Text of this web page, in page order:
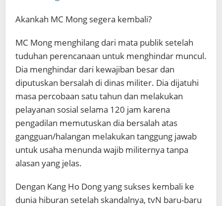
Akankah MC Mong segera kembali?
MC Mong menghilang dari mata publik setelah
tuduhan perencanaan untuk menghindar muncul.
Dia menghindar dari kewajiban besar dan
diputuskan bersalah di dinas militer. Dia dijatuhi
masa percobaan satu tahun dan melakukan
pelayanan sosial selama 120 jam karena
pengadilan memutuskan dia bersalah atas
gangguan/halangan melakukan tanggung jawab
untuk usaha menunda wajib militernya tanpa
alasan yang jelas.
Dengan Kang Ho Dong yang sukses kembali ke
dunia hiburan setelah skandalnya, tvN baru-baru